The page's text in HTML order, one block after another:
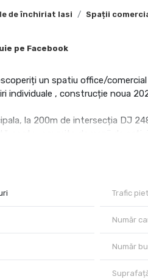
de închiriat Iasi Spații
pe Facebook
un spatiu office/
individuale , construcție noua
la 200m de intersecția DJ
pentru anumite domenii de
de proiectare etc ).
2 bai amenajate,
posibilitate de locuri
clădire ( NU SE INCHIRIAZA
,investițiile aduse și perioada
Trafic
Număr
Număr